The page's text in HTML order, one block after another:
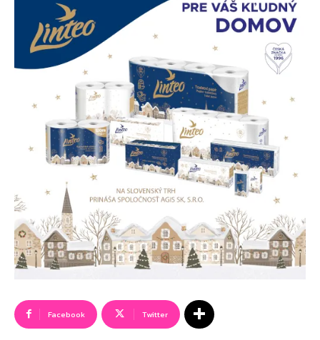
Facebook Twitter